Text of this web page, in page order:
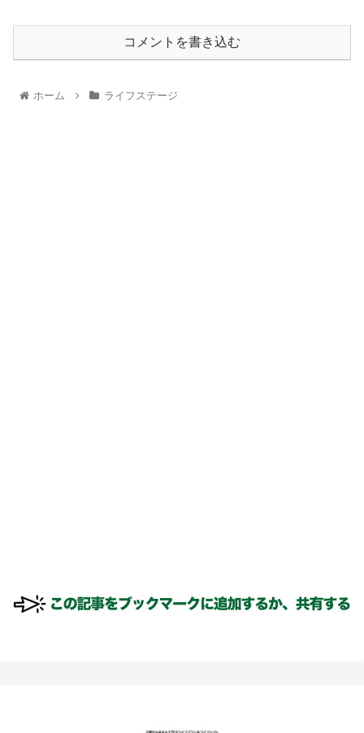
コメントを書き込む
ホーム ライフステージ